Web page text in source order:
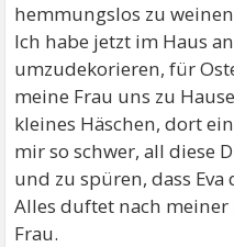
hemmungslos zu
Ich habe jetzt im Haus
umzudekorieren, für
meine Frau uns zu
kleines Häschen, dort
mir so schwer, all diese
und zu spüren, dass Eva
Alles duftet nach meiner
Frau.